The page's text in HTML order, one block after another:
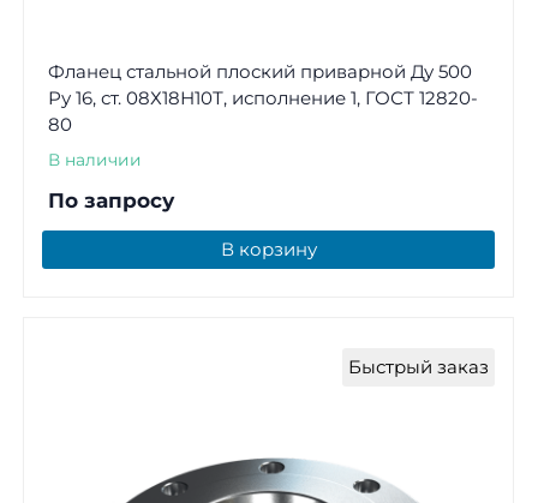
Фланец стальной плоский приварной Ду 500
Ру 16, ст. 08Х18Н10Т, исполнение 1, ГОСТ 12820-
80
В наличии
По запросу
В корзину
Быстрый заказ